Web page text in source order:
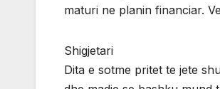
maturi ne planin financiar.
Shigjetari
Dita e sotme pritet te jete